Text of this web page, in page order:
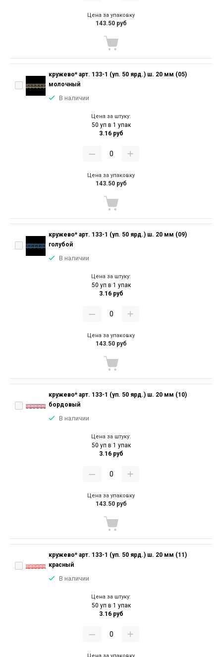
Цена за упаковку
143.50 руб
кружево* арт. 133-1 (уп. 50 ярд.) ш. 20 мм (05)
молочный
В наличии
Цена за штуку:
50 уп в 1 упак
3.16 руб
Цена за упаковку
143.50 руб
кружево* арт. 133-1 (уп. 50 ярд.) ш. 20 мм (09)
голубой
В наличии
Цена за штуку:
50 уп в 1 упак
3.16 руб
Цена за упаковку
143.50 руб
кружево* арт. 133-1 (уп. 50 ярд.) ш. 20 мм (10)
бордовый
В наличии
Цена за штуку:
50 уп в 1 упак
3.16 руб
Цена за упаковку
143.50 руб
кружево* арт. 133-1 (уп. 50 ярд.) ш. 20 мм (11)
красный
В наличии
Цена за штуку:
50 уп в 1 упак
3.16 руб